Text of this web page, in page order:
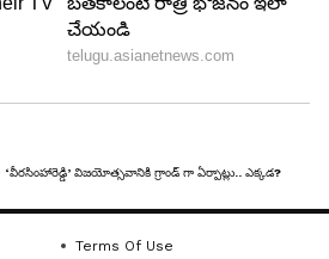
Terms Of Use